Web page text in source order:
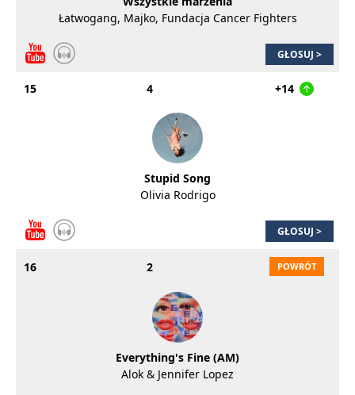
Łatwogang, Majko, Fundacja Cancer Fighters
GŁOSUJ >
15 4 +14
Stupid Song
Olivia Rodrigo
GŁOSUJ >
16 2
Everything's Fine (AM)
Alok & Jennifer Lopez